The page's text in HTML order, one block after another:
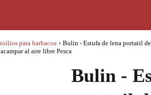
para barbacoa › Bulin - Estufa de lena portatil
al aire libre Pesca
Bulin -